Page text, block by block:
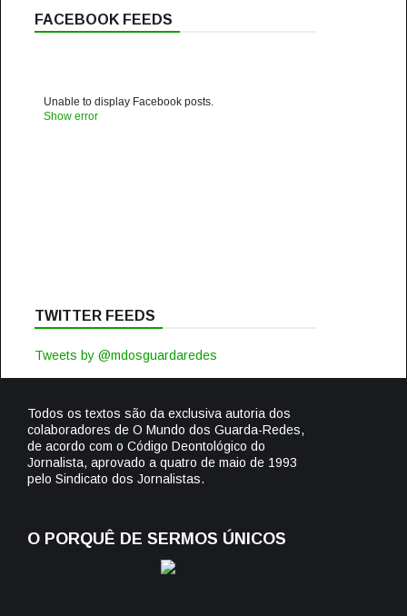
FACEBOOK FEEDS
Unable to display Facebook posts.
Show error
TWITTER FEEDS
Tweets by @mdosguardaredes
Todos os textos são da exclusiva autoria dos
colaboradores de O Mundo dos Guarda-Redes,
de acordo com o Código Deontológico do
Jornalista, aprovado a quatro de maio de 1993
pelo Sindicato dos Jornalistas.
O PORQUÊ DE SERMOS ÚNICOS